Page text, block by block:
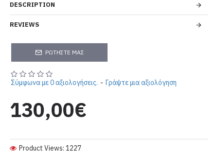
DESCRIPTION
REVIEWS
ΡΩΤΉΣΤΕ ΜΑΣ
Product Views: 1227
Σύμφωνα με 0 αξιολογήσεις. - Γράψτε μια αξιολόγηση
130,00€